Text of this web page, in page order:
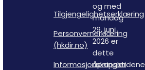
Tilgjengelighetserklæring
Personvernerklæring
(hkdir.no)
Informasjonskapsler
og med
mandag
29. juni
2026 er
dette
åpningstidene